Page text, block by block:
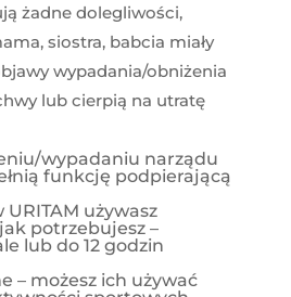
żadne dolegliwości,
siostra, babcia miały
wypadania/obniżenia
lub cierpią na utratę
wypadaniu narządu
funkcję podpierającą
używasz
potrzebujesz –
lub do 12 godzin
– możesz ich używać